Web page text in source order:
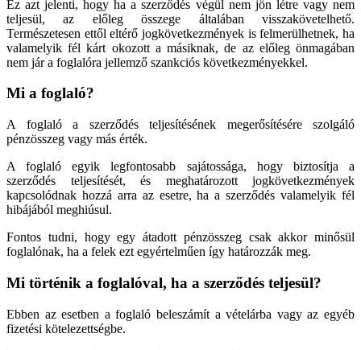
Ez azt jelenti, hogy ha a szerződés végül nem jön létre vagy nem
teljesül, az előleg összege általában visszakövetelhető.
Természetesen ettől eltérő jogkövetkezmények is felmerülhetnek, ha
valamelyik fél kárt okozott a másiknak, de az előleg önmagában
nem jár a foglalóra jellemző szankciós következményekkel.
Mi a foglaló?
A foglaló a szerződés teljesítésének megerősítésére szolgáló
pénzösszeg vagy más érték.
A foglaló egyik legfontosabb sajátossága, hogy biztosítja a
szerződés teljesítését, és meghatározott jogkövetkezmények
kapcsolódnak hozzá arra az esetre, ha a szerződés valamelyik fél
hibájából meghiúsul.
Fontos tudni, hogy egy átadott pénzösszeg csak akkor minősül
foglalónak, ha a felek ezt egyértelműen így határozzák meg.
Mi történik a foglalóval, ha a szerződés teljesül?
Ebben az esetben a foglaló beleszámít a vételárba vagy az egyéb
fizetési kötelezettségbe.